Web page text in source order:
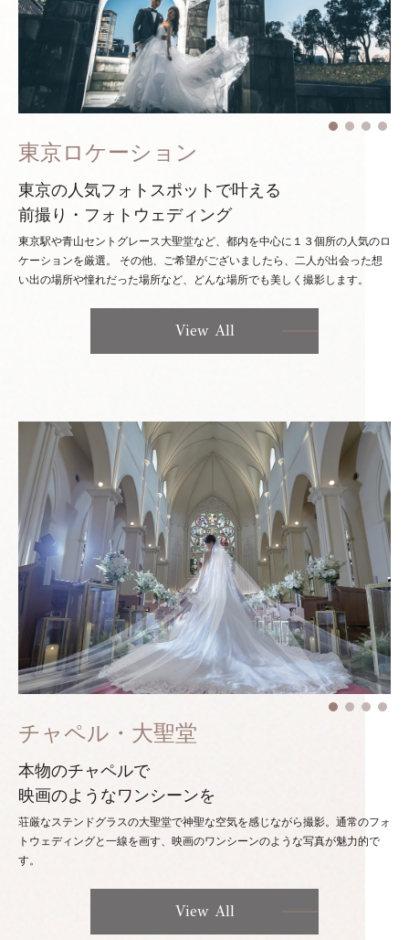
東京ロケーション
東京の人気フォトスポットで叶える
前撮り・フォトウェディング
東京駅や青山セントグレース大聖堂など、都内を中心に１３個所の人気のロ
ケーションを厳選。 その他、ご希望がございましたら、二人が出会った想
い出の場所や憧れだった場所など、どんな場所でも美しく撮影します。
View All
チャペル・大聖堂
本物のチャペルで
映画のようなワンシーンを
荘厳なステンドグラスの大聖堂で神聖な空気を感じながら撮影。通常のフォ
トウェディングと一線を画す、映画のワンシーンのような写真が魅力的で
す。
View All